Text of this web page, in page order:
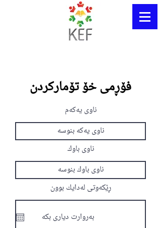
فۆڕمی خۆ تۆمارکردن
ناوی یەکەم
ناوی باوك
ڕێکەوتی لەدایك بوون